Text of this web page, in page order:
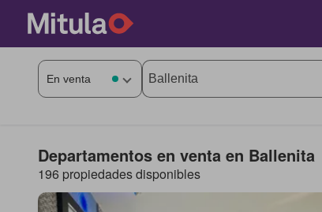
Departamentos en venta en Ballenita
196 propiedades disponibles